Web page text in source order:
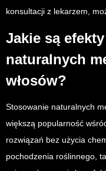
konsultacji z lekarzem,
Jakie są
naturalnych
włosów?
Stosowanie naturalnych
większą popularność
rozwiązań bez użycia
pochodzenia roślinnego,